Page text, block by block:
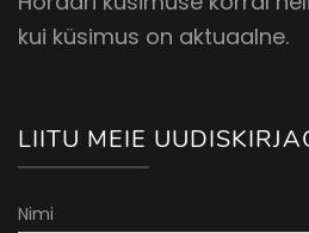
kui küsimus on aktuaalne.
LIITU MEIE
Nimi